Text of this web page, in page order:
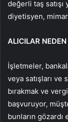
değerli taş satışı
diyetisyen, mimar
ALICILAR
İşletmeler,
veya satışları ve
bırakmak ve
başvuruyor,
bunların